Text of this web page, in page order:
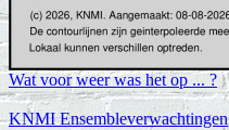
Wat voor weer was het op ... ?
KNMI Ensembleverwachtingen